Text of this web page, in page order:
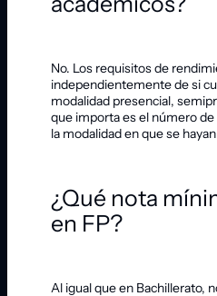
No. Los requisitos de
independientemente de si
modalidad presencial,
que importa es el número
la modalidad en que se
¿Qué nota
en FP?
Al igual que en Bachillerato,